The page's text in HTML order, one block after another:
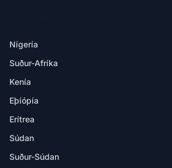
Nígería
Suður-Afríka
Kenía
Eþíópía
Erítrea
Súdan
Suður-Súdan